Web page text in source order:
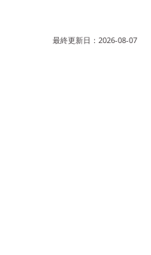
最終更新日： 2026-08-07